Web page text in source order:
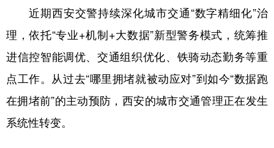
近期西安交警持续深化城市交通“数字精细化”治
理，依托“专业+机制+大数据”新型警务模式，统筹推
进信控智能调优、交通组织优化、铁骑动态勤务等重
点工作。从过去“哪里拥堵就被动应对”到如今“数据跑
在拥堵前”的主动预防，西安的城市交通管理正在发生
系统性转变。